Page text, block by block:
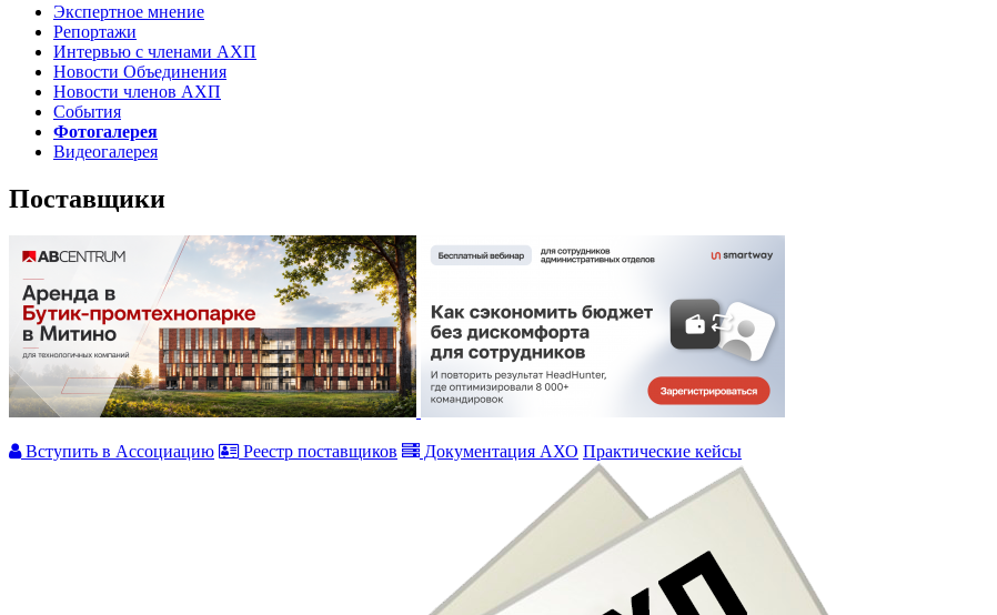
Экспертное мнение
Репортажи
Интервью с членами АХП
Новости Объединения
Новости членов АХП
События
Фотогалерея
Видеогалерея
Поставщики
Вступить в Ассоциацию Реестр поставщиков Документация АХО Практические кейсы